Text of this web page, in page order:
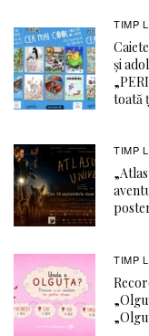
TIMP
și
toată
TIMP
TIMP